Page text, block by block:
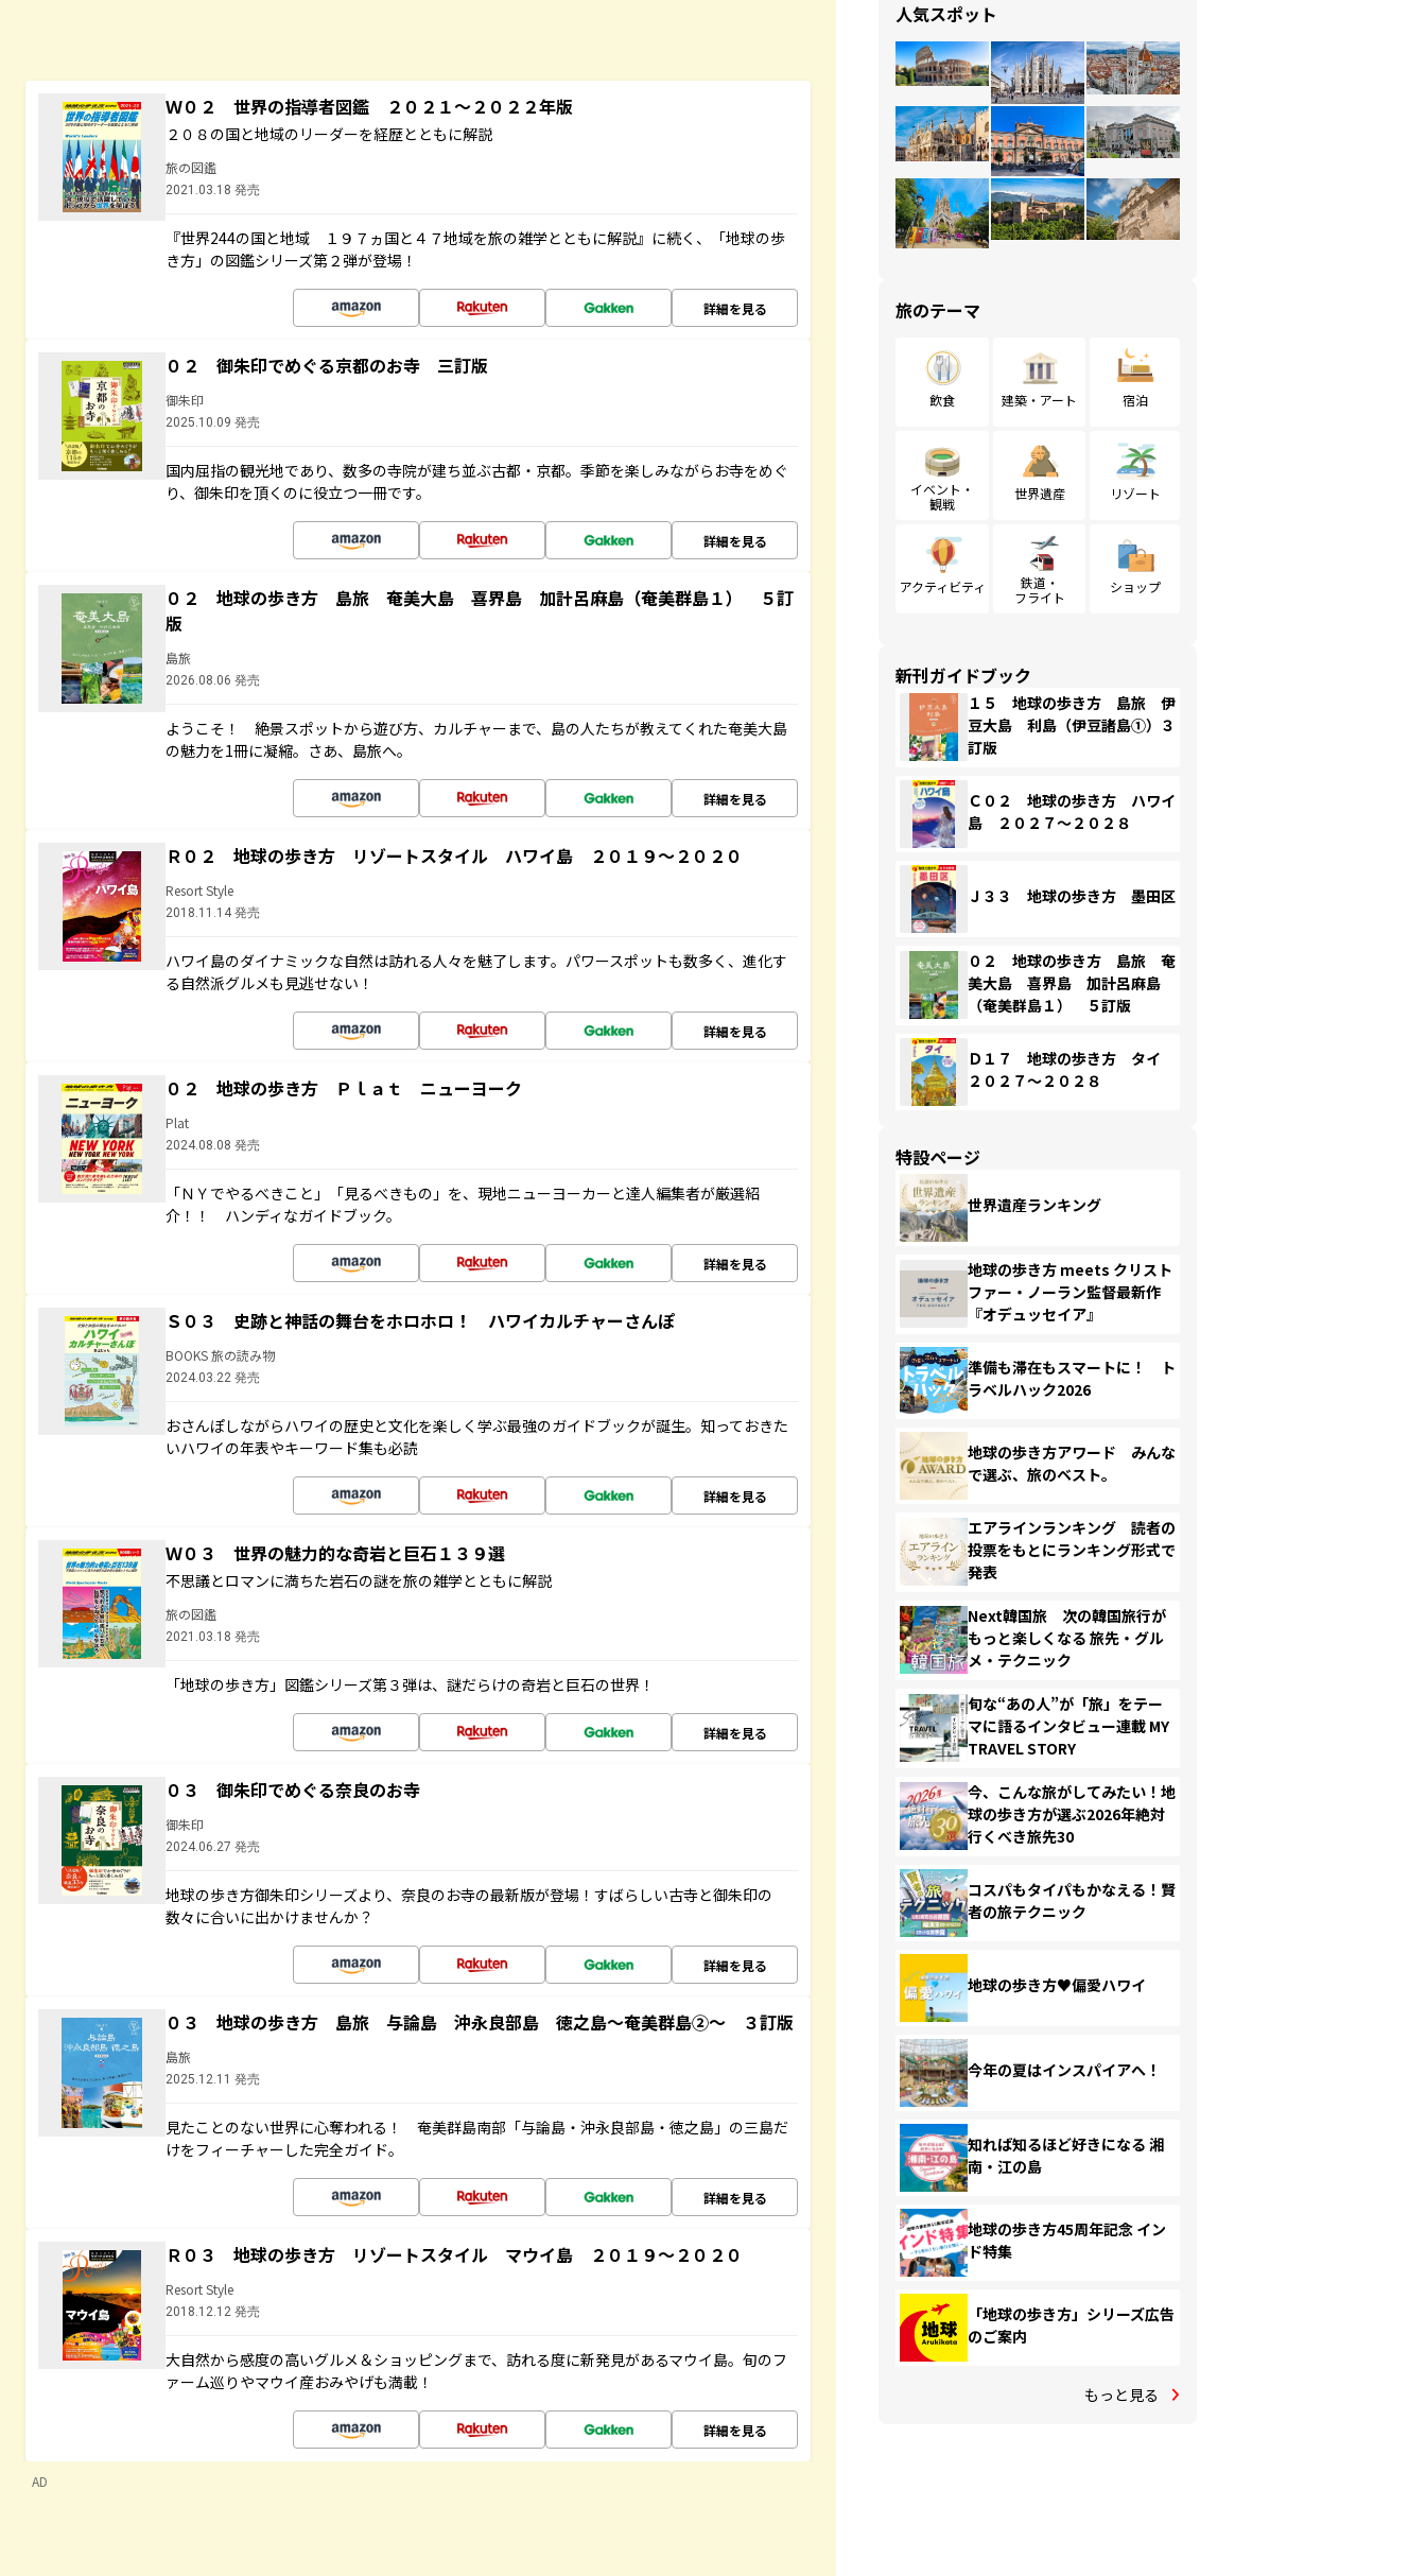
Ｗ０２ 世界の指導者図鑑 ２０２１～２０２２年版
２０８の国と地域のリーダーを経歴とともに解説
旅の図鑑
2021.03.18 発売
『世界244の国と地域 １９７ヵ国と４７地域を旅の雑学とともに解説』に続く、「地球の歩
き方」の図鑑シリーズ第２弾が登場！
詳細を見る
０２ 御朱印でめぐる京都のお寺 三訂版
御朱印
2025.10.09 発売
国内屈指の観光地であり、数多の寺院が建ち並ぶ古都・京都。季節を楽しみながらお寺をめぐ
り、御朱印を頂くのに役立つ一冊です。
詳細を見る
０２ 地球の歩き方 島旅 奄美大島 喜界島 加計呂麻島（奄美群島１） ５訂
版
島旅
2026.08.06 発売
ようこそ！ 絶景スポットから遊び方、カルチャーまで、島の人たちが教えてくれた奄美大島
の魅力を1冊に凝縮。さあ、島旅へ。
詳細を見る
Ｒ０２ 地球の歩き方 リゾートスタイル ハワイ島 ２０１９～２０２０
Resort Style
2018.11.14 発売
ハワイ島のダイナミックな自然は訪れる人々を魅了します。パワースポットも数多く、進化す
る自然派グルメも見逃せない！
詳細を見る
０２ 地球の歩き方 Ｐｌａｔ ニューヨーク
Plat
2024.08.08 発売
「ＮＹでやるべきこと」「見るべきもの」を、現地ニューヨーカーと達人編集者が厳選紹
介！！ ハンディなガイドブック。
詳細を見る
Ｓ０３ 史跡と神話の舞台をホロホロ！ ハワイカルチャーさんぽ
BOOKS 旅の読み物
2024.03.22 発売
おさんぽしながらハワイの歴史と文化を楽しく学ぶ最強のガイドブックが誕生。知っておきた
いハワイの年表やキーワード集も必読
詳細を見る
Ｗ０３ 世界の魅力的な奇岩と巨石１３９選
不思議とロマンに満ちた岩石の謎を旅の雑学とともに解説
旅の図鑑
2021.03.18 発売
「地球の歩き方」図鑑シリーズ第３弾は、謎だらけの奇岩と巨石の世界！
詳細を見る
０３ 御朱印でめぐる奈良のお寺
御朱印
2024.06.27 発売
地球の歩き方御朱印シリーズより、奈良のお寺の最新版が登場！すばらしい古寺と御朱印の
数々に合いに出かけませんか？
詳細を見る
０３ 地球の歩き方 島旅 与論島 沖永良部島 徳之島～奄美群島②～ ３訂版
島旅
2025.12.11 発売
見たことのない世界に心奪われる！ 奄美群島南部「与論島・沖永良部島・徳之島」の三島だ
けをフィーチャーした完全ガイド。
詳細を見る
Ｒ０３ 地球の歩き方 リゾートスタイル マウイ島 ２０１９～２０２０
Resort Style
2018.12.12 発売
大自然から感度の高いグルメ＆ショッピングまで、訪れる度に新発見があるマウイ島。旬のフ
ァーム巡りやマウイ産おみやげも満載！
詳細を見る
AD
人気スポット
旅のテーマ
飲食 建築・アート 宿泊
イベント・
観戦
世界遺産 リゾート
アクティビティ
鉄道・
フライト
ショップ
新刊ガイドブック
１５ 地球の歩き方 島旅 伊
豆大島 利島（伊豆諸島①）３
訂版
Ｃ０２ 地球の歩き方 ハワイ
島 ２０２７～２０２８
Ｊ３３ 地球の歩き方 墨田区
０２ 地球の歩き方 島旅 奄
美大島 喜界島 加計呂麻島
（奄美群島１） ５訂版
Ｄ１７ 地球の歩き方 タイ
２０２７～２０２８
特設ページ
世界遺産ランキング
地球の歩き方 meets クリスト
ファー・ノーラン監督最新作
『オデュッセイア』
準備も滞在もスマートに！ ト
ラベルハック2026
地球の歩き方アワード みんな
で選ぶ、旅のベスト。
エアラインランキング 読者の
投票をもとにランキング形式で
発表
Next韓国旅 次の韓国旅行が
もっと楽しくなる 旅先・グル
メ・テクニック
旬な“あの人”が「旅」をテー
マに語るインタビュー連載 MY
TRAVEL STORY
今、こんな旅がしてみたい！地
球の歩き方が選ぶ2026年絶対
行くべき旅先30
コスパもタイパもかなえる！賢
者の旅テクニック
地球の歩き方♥偏愛ハワイ
今年の夏はインスパイアへ！
知れば知るほど好きになる 湘
南・江の島
地球の歩き方45周年記念 イン
ド特集
「地球の歩き方」シリーズ広告
のご案内
もっと見る